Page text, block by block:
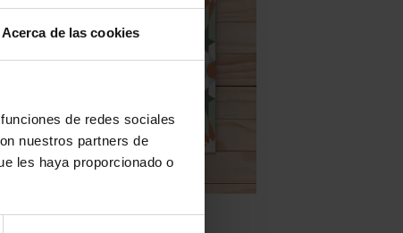
Acerca de las cookies
de redes sociales
nuestros partners de
les haya proporcionado o
Baldosas hidráulicas